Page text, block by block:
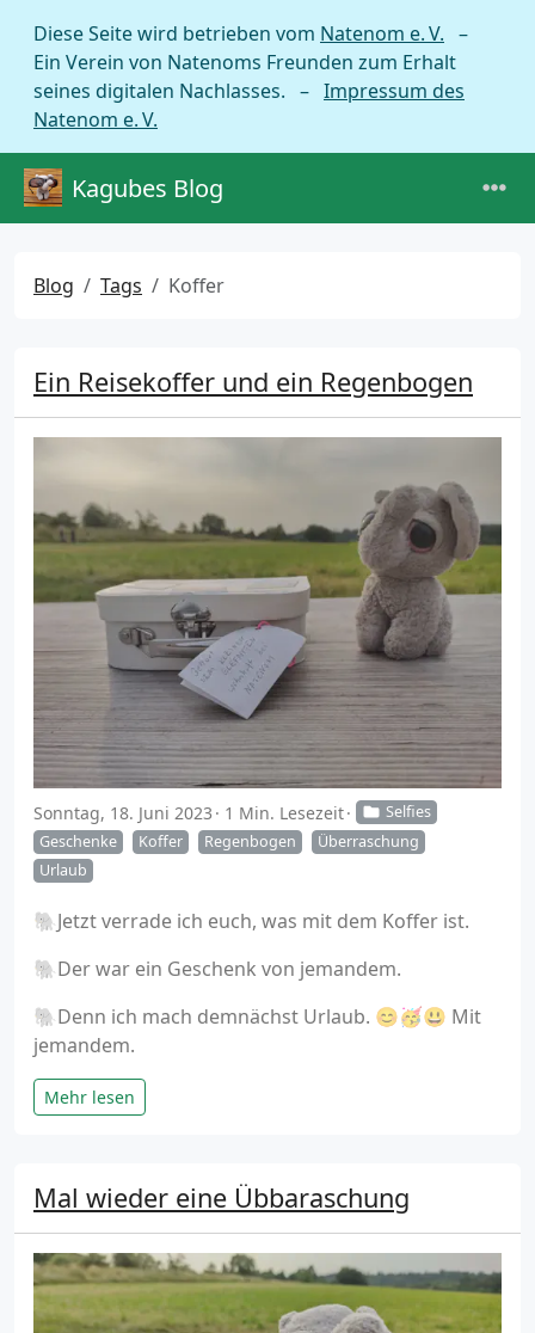
Diese Seite wird betrieben vom Natenom e. V. –
Ein Verein von Natenoms Freunden zum Erhalt
seines digitalen Nachlasses. – Impressum des
Natenom e. V.
Kagubes Blog
Blog Tags Koffer
Ein Reisekoffer und ein Regenbogen
Sonntag, 18. Juni 2023 1 Min. Lesezeit
Selfies
Geschenke
Koffer Regenbogen
Überraschung
Urlaub
🐘Jetzt verrade ich euch, was mit dem Koffer ist.
🐘Der war ein Geschenk von jemandem.
🐘Denn ich mach demnächst Urlaub. 😊🥳😃 Mit
jemandem.
Mehr lesen
Mal wieder eine Übbaraschung